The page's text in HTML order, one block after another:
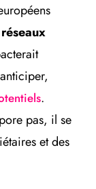
réseaux
.
pas, il se
et des